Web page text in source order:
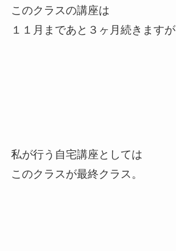
このクラスの講座は
１１月まであと３ヶ月続きますが
私が行う自宅講座としては
このクラスが最終クラス。